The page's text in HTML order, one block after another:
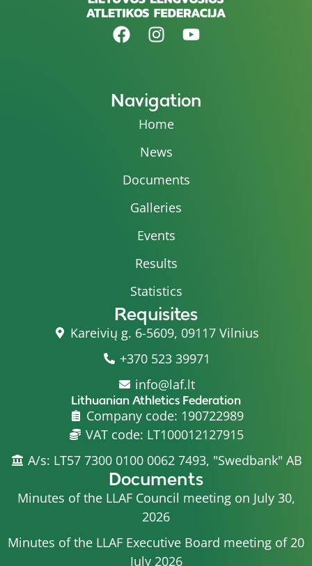
Navigation
Home
News
Documents
Galleries
Events
Results
Statistics
Requisites
Kareivių g. 6-5609, 09117 Vilnius
+370 523 39971
info@laf.lt
Lithuanian Athletics Federation
Company code: 190722989
VAT code: LT100012127915
A/s: LT57 7300 0100 0062 7493, "Swedbank" AB
Documents
Minutes of the LLAF Council meeting on July 30,
2026
Minutes of the LLAF Executive Board meeting of 20
July 2026